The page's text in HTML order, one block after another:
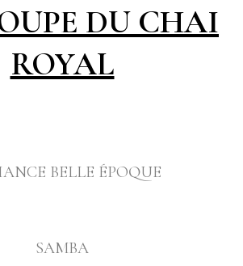
DU CHAI
ROYAL
BELLE ÉPOQUE
SAMBA